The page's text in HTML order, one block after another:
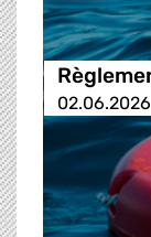
02.06.2026